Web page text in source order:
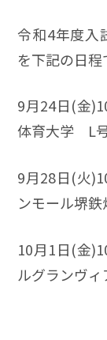
令和4年度入
を下記の日程
9月24日(金
体育大学 L
9月28日(火
ンモール堺
10月1日(金
ルグランヴ